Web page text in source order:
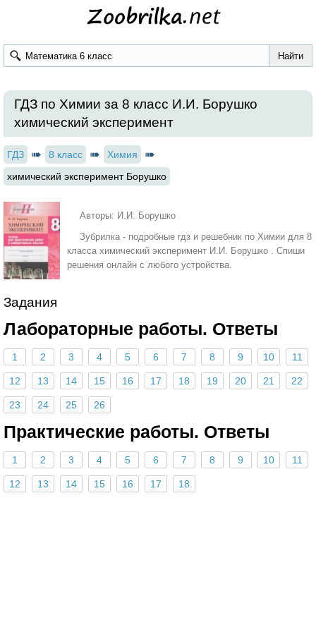
ГДЗ по Химии за 8 класс И.И. Борушко
химический эксперимент
ГДЗ 8 класс
Химия
химический эксперимент Борушко
Авторы: И.И. Борушко
Зубрилка - подробные гдз и решебник по Химии для 8
класса химический эксперимент И.И. Борушко . Спиши
решения онлайн с любого устройства.
Задания
Лабораторные работы. Ответы
1 2 3 4 5 6 7 8 9 10 11
12 13 14 15 16 17 18 19 20 21 22
23 24 25 26
Практические работы. Ответы
1 2 3 4 5 6 7 8 9 10 11
12 13 14 15 16 17 18